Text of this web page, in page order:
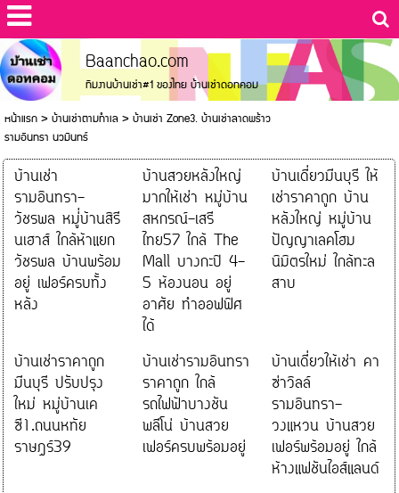
Baanchao.com
ทีมงานบ้านเช่า#1 ของไทย บ้านเช่าดอทคอม
หน้าแรก>บ้านเช่าตามทำเล>บ้านเช่า Zone3. บ้านเช่าลาดพร้าว
รามอินทรา นวมินทร์
บ้านเช่า
รามอินทรา-
วัชรพล หมู่่บ้านสิรี
นเฮาส์ ใกล้ห้าแยก
วัชรพล บ้านพร้อม
อยู่ เฟอร์ครบทั้ง
หลัง
บ้านสวยหลังใหญ่
มากให้เช่า หมู่บ้าน
สหกรณ์-เสรี
ไทย57 ใกล้ The
Mall บางกะปิ 4-
5 ห้องนอน อยู่
อาศัย ทำออฟฟิศ
ได้
บ้านเดี่ยวมีนบุรี ให้
เช่าราคาถูก บ้าน
หลังใหญ่ หมู่บ้าน
ปัญญาเลคโฮม
นิมิตรใหม่ ใกล้ทะล
สาบ
บ้านเช่าราคาถูก
มีนบุรี ปรับปรุง
ใหม่ หมู่บ้านเค
ซี1.ถนนหทัย
ราษฎร์39
บ้านเช่ารามอินทรา
ราคาถูก ใกล้
รถไฟฟ้าบางชัน
พลีโน่ บ้านสวย
เฟอร์ครบพร้อมอยู่
บ้านเดี่ยวให้เช่า คา
ซ่าวิลล์
รามอินทรา-
วงแหวน บ้านสวย
เฟอร์พร้อมอยู่ ใกล้
ห้างแฟชันไอส์แลนด์